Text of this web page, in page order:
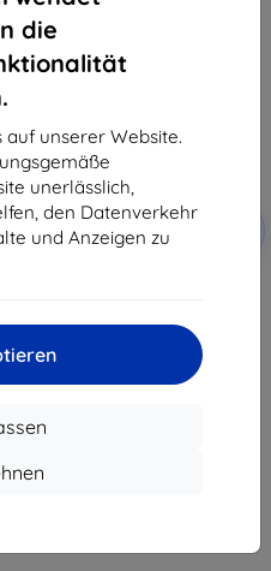
die
unserer Website.
unerlässlich,
den Datenverkehr
und Anzeigen zu
-10%
Rabatt
mit
Gutschein